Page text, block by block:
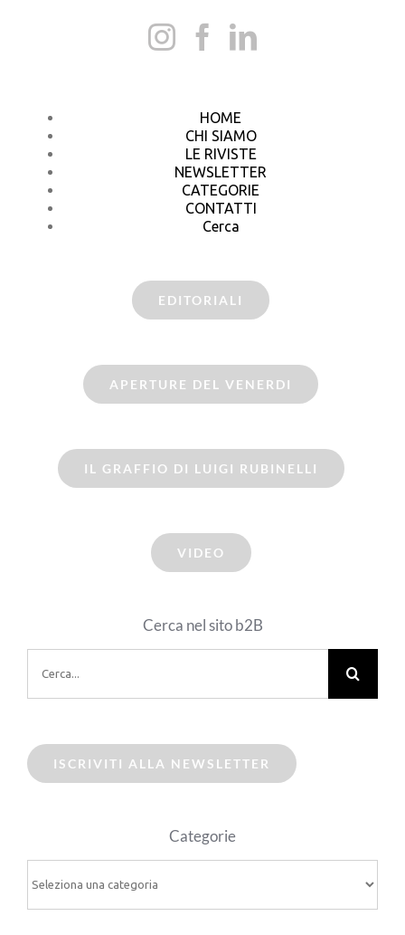
HOME
CHI SIAMO
LE RIVISTE
NEWSLETTER
CATEGORIE
CONTATTI
Cerca
EDITORIALI
APERTURE DEL VENERDI
IL GRAFFIO DI LUIGI RUBINELLI
VIDEO
Cerca nel sito b2B
per:
ISCRIVITI ALLA NEWSLETTER
Categorie